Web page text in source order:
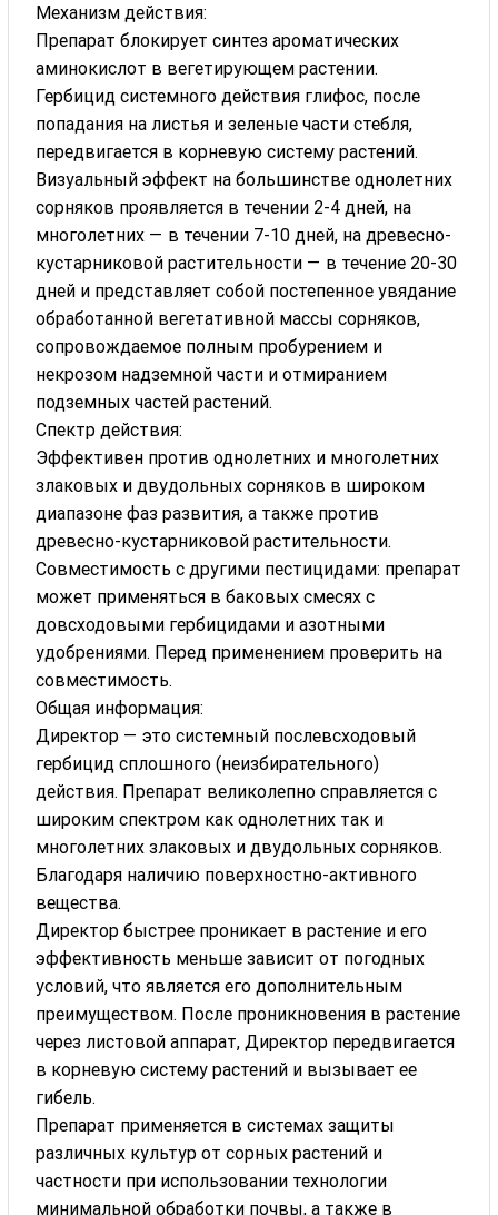
Механизм действия:
Препарат блокирует синтез ароматических
аминокислот в вегетирующем растении.
Гербицид системного действия глифос, после
попадания на листья и зеленые части стебля,
передвигается в корневую систему растений.
Визуальный эффект на большинстве однолетних
сорняков проявляется в течении 2-4 дней, на
многолетних — в течении 7-10 дней, на древесно-
кустарниковой растительности — в течение 20-30
дней и представляет собой постепенное увядание
обработанной вегетативной массы сорняков,
сопровождаемое полным пробурением и
некрозом надземной части и отмиранием
подземных частей растений.
Спектр действия:
Эффективен против однолетних и многолетних
злаковых и двудольных сорняков в широком
диапазоне фаз развития, а также против
древесно-кустарниковой растительности.
Совместимость с другими пестицидами: препарат
может применяться в баковых смесях с
довсходовыми гербицидами и азотными
удобрениями. Перед применением проверить на
совместимость.
Общая информация:
Директор — это системный послевсходовый
гербицид сплошного (неизбирательного)
действия. Препарат великолепно справляется с
широким спектром как однолетних так и
многолетних злаковых и двудольных сорняков.
Благодаря наличию поверхностно-активного
вещества.
Директор быстрее проникает в растение и его
эффективность меньше зависит от погодных
условий, что является его дополнительным
преимуществом. После проникновения в растение
через листовой аппарат, Директор передвигается
в корневую систему растений и вызывает ее
гибель.
Препарат применяется в системах защиты
различных культур от сорных растений и
частности при использовании технологии
минимальной обработки почвы, а также в